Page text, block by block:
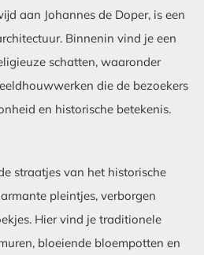
aan Johannes de Doper, is een
Binnenin vind je een
schatten, waaronder
die de bezoekers
en historische betekenis.
straatjes van het historische
pleintjes, verborgen
Hier vind je traditionele
bloeiende bloempotten en